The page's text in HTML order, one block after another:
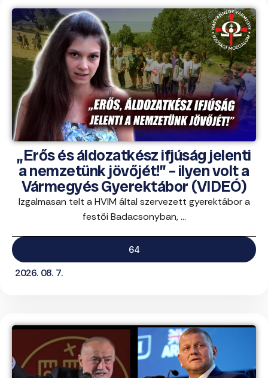
„Erős és áldozatkész ifjúság jelenti
a nemzetünk jövőjét!” – ilyen volt a
Vármegyés Gyerektábor (VIDEÓ)
Izgalmasan telt a HVIM által szervezett gyerektábor a
festői Badacsonyban, ...
64
2026. 08. 7.